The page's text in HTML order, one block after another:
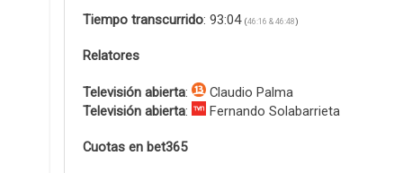
Tiempo transcurrido: 93:04 (46:16 & 46:48 )
Relatores
Televisión abierta:
Claudio Palma
Televisión abierta: Fernando Solabarrieta
Cuotas en bet365